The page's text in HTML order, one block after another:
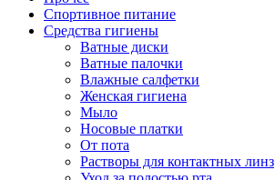
Спортивное питание
Средства гигиены
Ватные диски
Ватные палочки
Влажные салфетки
Женская гигиена
Мыло
Носовые платки
От пота
Растворы для контактных линз